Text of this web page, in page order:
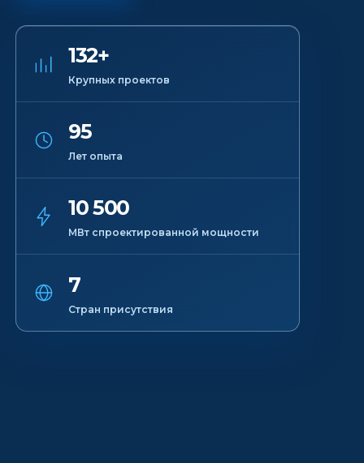
132+
Крупных проектов
95
Лет опыта
10 500
МВт спроектированной мощности
7
Стран присутствия